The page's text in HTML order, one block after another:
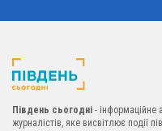
Південь сьогодні - інформаційне
журналістів, яке висвітлює події